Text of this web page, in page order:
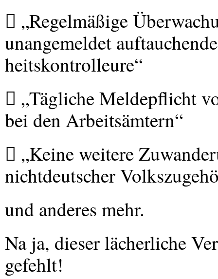
 „Regelmäßige
unangemeldet
heitskontrolleure“
 „Tägliche Meldepflicht
bei den Arbeitsämtern“
 „Keine weitere
nichtdeutscher
und anderes mehr.
Na ja, dieser lächerliche
gefehlt!